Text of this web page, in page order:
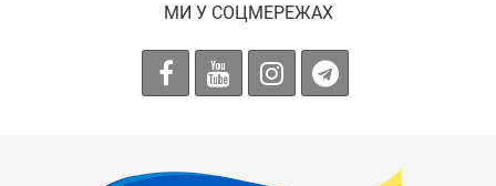
МИ У СОЦМЕРЕЖАХ